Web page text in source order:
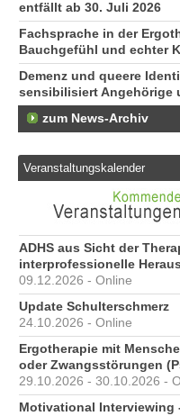
entfällt ab 30. Juli 2026
Fachsprache in der
Bauchgefühl und echter
Demenz und queere
sensibilisiert Angehörige
zum News-Archiv
Veranstaltungskalender
ADHS aus Sicht der
interprofessionelle
09.12.2026 - Online
Update Schulterschmerz
24.10.2026 - Online
Ergotherapie mit
oder Zwangsstörungen
29.10.2026 - 30.10.2026 -
Motivational Interviewing